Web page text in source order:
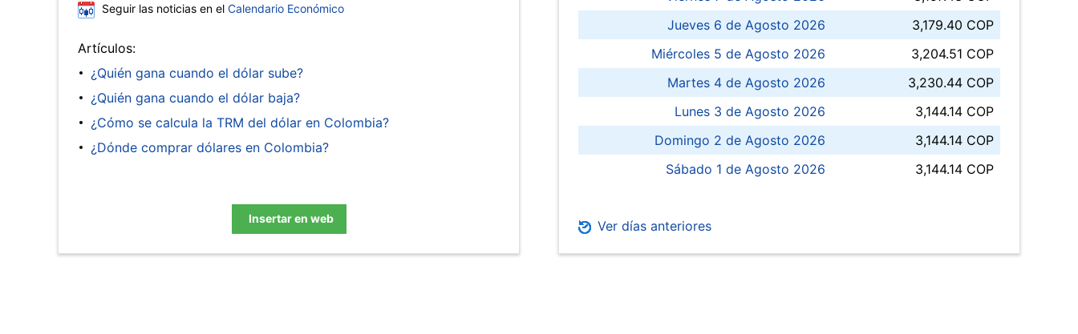
Seguir las noticias en el Calendario Económico
Artículos:
¿Quién gana cuando el dólar sube?
¿Quién gana cuando el dólar baja?
¿Cómo se calcula la TRM del dólar en Colombia?
¿Dónde comprar dólares en Colombia?
Insertar en web
Jueves 6 de Agosto 2026
3,179.40 COP
Miércoles 5 de Agosto 2026
3,204.51 COP
Martes 4 de Agosto 2026
3,230.44 COP
Lunes 3 de Agosto 2026
3,144.14 COP
Domingo 2 de Agosto 2026
3,144.14 COP
Sábado 1 de Agosto 2026
3,144.14 COP
Ver días anteriores